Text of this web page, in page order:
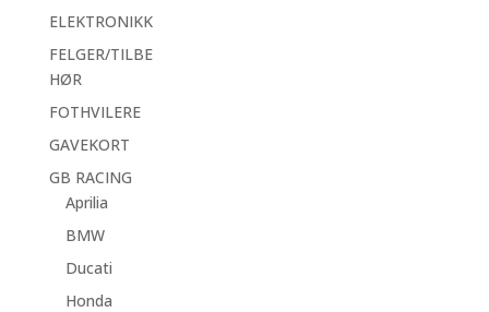
ELEKTRONIKK
FELGER/TILBE
HØR
FOTHVILERE
GAVEKORT
GB RACING
Aprilia
BMW
Ducati
Honda